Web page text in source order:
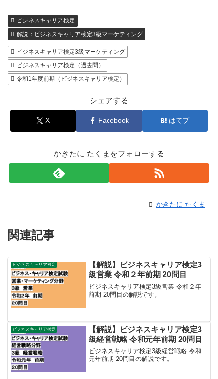
ビジネスキャリア検定
解説：ビジネスキャリア検定3級マーケティング
ビジネスキャリア検定3級マーケティング
ビジネスキャリア検定（過去問）
令和1年度前期（ビジネスキャリア検定）
シェアする
X Facebook はてブ
かきたに たくまをフォローする
かきたに たくま
関連記事
ビジネスキャリア検定
【解説】ビジネスキャリア検定3
級営業 令和２年前期 20問目
ビジネスキャリア検定3級営業 令和２年
前期 20問目の解説です。
ビジネスキャリア検定
【解説】ビジネスキャリア検定3
級経営戦略 令和元年前期 20問目
ビジネスキャリア検定3級経営戦略 令和
元年前期 20問目の解説です。